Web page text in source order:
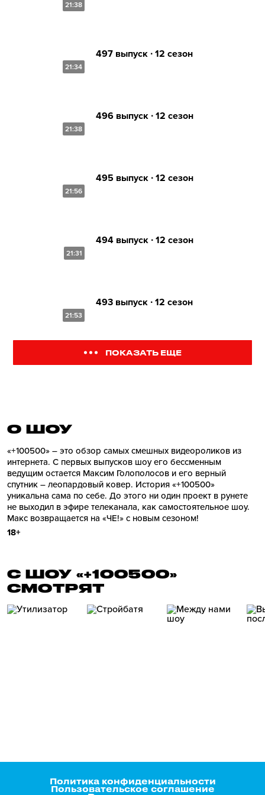
21:38
21:34
497 выпуск ∙ 12 сезон
21:38
496 выпуск ∙ 12 сезон
21:56
495 выпуск ∙ 12 сезон
21:31
494 выпуск ∙ 12 сезон
21:53
493 выпуск ∙ 12 сезон
ПОКАЗАТЬ ЕЩЕ
О ШОУ
«+100500» – это обзор самых смешных видеороликов из
интернета. С первых выпусков шоу его бессменным
ведущим остается Максим Голополосов и его верный
спутник – леопардовый ковер. История «+100500»
уникальна сама по себе. До этого ни один проект в рунете
не выходил в эфире телеканала, как самостоятельное шоу.
Макс возвращается на «ЧЕ!» с новым сезоном!
18+
С ШОУ «+100500»
СМОТРЯТ
Политика конфиденциальности
Пользовательское соглашение